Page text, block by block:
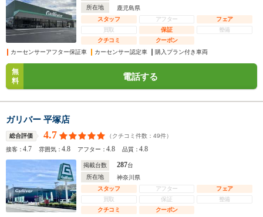
所在地
鹿児島県
スタッフ
アフター
フェア
買取
保証
整備
クチコミ
クーポン
カーセンサーアフター保証車
カーセンサー認定車 購入プラン付き車両
無
料
電話する
ガリバー 平塚店
総合評価 4.7 （クチコミ件数： 49件）
接客：4.7 雰囲気：4.8 アフター：4.8 品質：4.8
掲載台数 287台
所在地
神奈川県
スタッフ
アフター
フェア
買取
保証
整備
クチコミ
クーポン